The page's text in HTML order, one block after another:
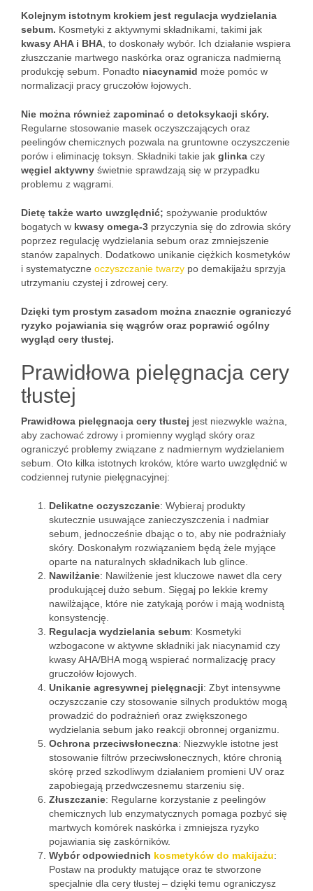
Kolejnym istotnym krokiem jest regulacja wydzielania
sebum. Kosmetyki z aktywnymi składnikami, takimi jak
kwasy AHA i BHA , to doskonały wybór. Ich działanie wspiera
złuszczanie martwego naskórka oraz ogranicza nadmierną
produkcję sebum. Ponadto niacynamid może pomóc w
normalizacji pracy gruczołów łojowych.
Nie można również zapominać o detoksykacji skóry.
Regularne stosowanie masek oczyszczających oraz
peelingów chemicznych pozwala na gruntowne oczyszczenie
porów i eliminację toksyn. Składniki takie jak glinka czy
węgiel aktywny świetnie sprawdzają się w przypadku
problemu z wągrami.
Dietę także warto uwzględnić; spożywanie produktów
bogatych w kwasy omega-3 przyczynia się do zdrowia skóry
poprzez regulację wydzielania sebum oraz zmniejszenie
stanów zapalnych. Dodatkowo unikanie ciężkich kosmetyków
i systematyczne oczyszczanie twarzy po demakijażu sprzyja
utrzymaniu czystej i zdrowej cery.
Dzięki tym prostym zasadom można znacznie ograniczyć
ryzyko pojawiania się wągrów oraz poprawić ogólny
wygląd cery tłustej.
Prawidłowa pielęgnacja cery
tłustej
Prawidłowa pielęgnacja cery tłustej jest niezwykle ważna,
aby zachować zdrowy i promienny wygląd skóry oraz
ograniczyć problemy związane z nadmiernym wydzielaniem
sebum. Oto kilka istotnych kroków, które warto uwzględnić w
codziennej rutynie pielęgnacyjnej:
Delikatne oczyszczanie: Wybieraj produkty
skutecznie usuwające zanieczyszczenia i nadmiar
sebum, jednocześnie dbając o to, aby nie podrażniały
skóry. Doskonałym rozwiązaniem będą żele myjące
oparte na naturalnych składnikach lub glince.
Nawilżanie: Nawilżenie jest kluczowe nawet dla cery
produkującej dużo sebum. Sięgaj po lekkie kremy
nawilżające, które nie zatykają porów i mają wodnistą
konsystencję.
Regulacja wydzielania sebum: Kosmetyki
wzbogacone w aktywne składniki jak niacynamid czy
kwasy AHA/BHA mogą wspierać normalizację pracy
gruczołów łojowych.
Unikanie agresywnej pielęgnacji: Zbyt intensywne
oczyszczanie czy stosowanie silnych produktów mogą
prowadzić do podrażnień oraz zwiększonego
wydzielania sebum jako reakcji obronnej organizmu.
Ochrona przeciwsłoneczna: Niezwykle istotne jest
stosowanie filtrów przeciwsłonecznych, które chronią
skórę przed szkodliwym działaniem promieni UV oraz
zapobiegają przedwczesnemu starzeniu się.
Złuszczanie: Regularne korzystanie z peelingów
chemicznych lub enzymatycznych pomaga pozbyć się
martwych komórek naskórka i zmniejsza ryzyko
pojawiania się zaskórników.
Wybór odpowiednich kosmetyków do makijażu:
Postaw na produkty matujące oraz te stworzone
specjalnie dla cery tłustej – dzięki temu ograniczysz